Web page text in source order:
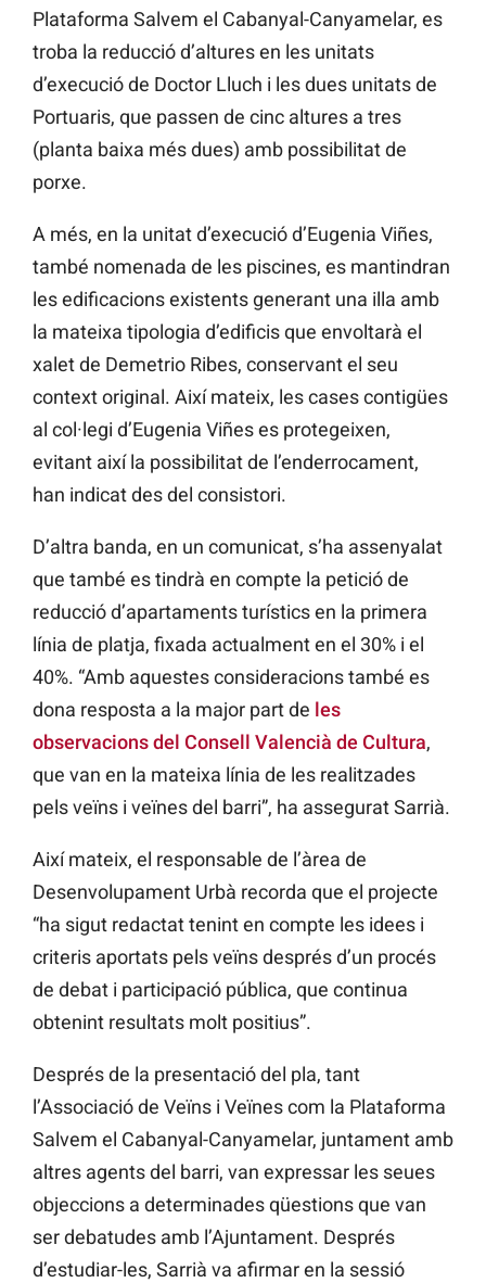
Plataforma Salvem el Cabanyal-Canyamelar, es
troba la reducció d’altures en les unitats
d’execució de Doctor Lluch i les dues unitats de
Portuaris, que passen de cinc altures a tres
(planta baixa més dues) amb possibilitat de
porxe.
A més, en la unitat d’execució d’Eugenia Viñes,
també nomenada de les piscines, es mantindran
les edificacions existents generant una illa amb
la mateixa tipologia d’edificis que envoltarà el
xalet de Demetrio Ribes, conservant el seu
context original. Així mateix, les cases contigües
al col·legi d’Eugenia Viñes es protegeixen,
evitant així la possibilitat de l’enderrocament,
han indicat des del consistori.
D’altra banda, en un comunicat, s’ha assenyalat
que també es tindrà en compte la petició de
reducció d’apartaments turístics en la primera
línia de platja, fixada actualment en el 30% i el
40%. “Amb aquestes consideracions també es
dona resposta a la major part de les
observacions del Consell Valencià de Cultura,
que van en la mateixa línia de les realitzades
pels veïns i veïnes del barri”, ha assegurat Sarrià.
Així mateix, el responsable de l’àrea de
Desenvolupament Urbà recorda que el projecte
“ha sigut redactat tenint en compte les idees i
criteris aportats pels veïns després d’un procés
de debat i participació pública, que continua
obtenint resultats molt positius”.
Després de la presentació del pla, tant
l’Associació de Veïns i Veïnes com la Plataforma
Salvem el Cabanyal-Canyamelar, juntament amb
altres agents del barri, van expressar les seues
objeccions a determinades qüestions que van
ser debatudes amb l’Ajuntament. Després
d’estudiar-les, Sarrià va afirmar en la sessió